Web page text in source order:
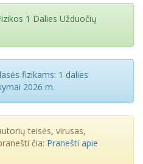
1 Dalies Užduočių
fizikams: 1 dalies
2026 m.
teisės, virusas,
čia: Pranešti apie